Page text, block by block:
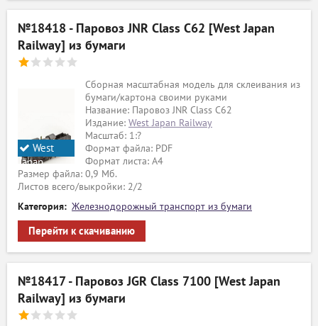
№18418 - Паровоз JNR Class C62 [West Japan
Railway] из бумаги
West
Japan
Railway
Сборная масштабная модель для склеивания из
бумаги/картона своими руками
Название: Паровоз JNR Class C62
Издание: West Japan Railway
Масштаб: 1:?
Формат файла: PDF
Формат листа: А4
Размер файла: 0,9 Мб.
Листов всего/выкройки: 2/2
Категория: Железнодорожный транспорт из бумаги
Перейти к скачиванию
№18417 - Паровоз JGR Class 7100 [West Japan
Railway] из бумаги